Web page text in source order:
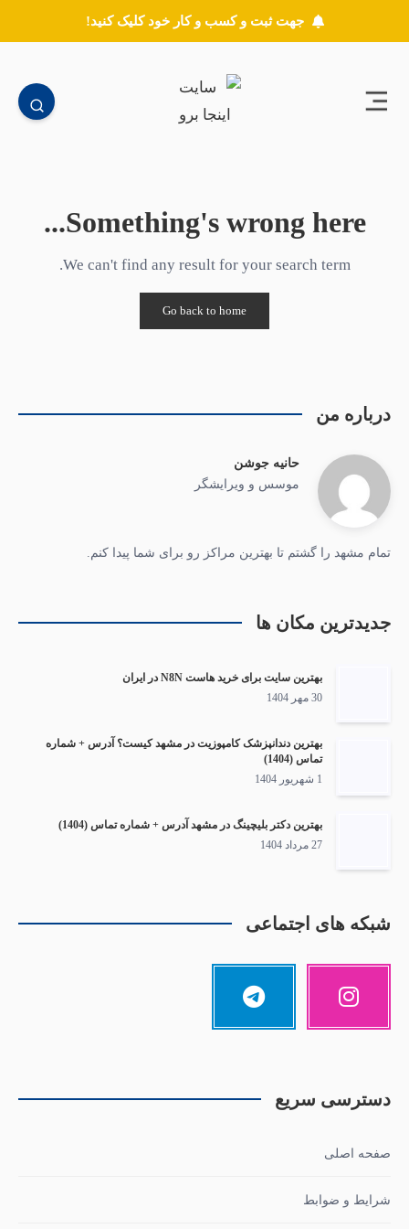
جهت ثبت و کسب و کار خود کلیک کنید!
Something's wrong here...
We can't find any result for your search term.
Go back to home
درباره من
حانیه جوشن
موسس و ویرایشگر
تمام مشهد را گشتم تا بهترین مراکز رو برای شما پیدا کنم.
جدیدترین مکان ها
بهترین سایت برای خرید هاست N8N در ایران
30 مهر 1404
بهترین دندانپزشک کامپوزیت در مشهد کیست؟ آدرس + شماره
تماس (1404)
1 شهریور 1404
بهترین دکتر بلیچینگ در مشهد آدرس + شماره تماس (1404)
27 مرداد 1404
شبکه های اجتماعی
دسترسی سریع
صفحه اصلی
شرایط و ضوابط